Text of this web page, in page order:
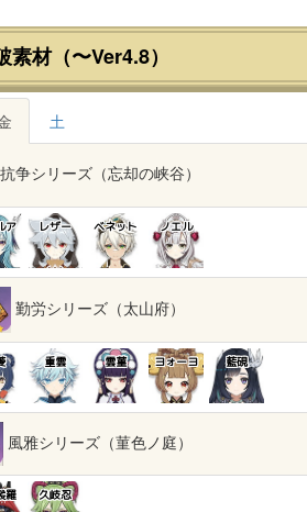
材（〜Ver4.8）
土
抗争シリーズ（忘却の峡谷）
ア レザー ベネット ノエル
勤労シリーズ（太山府）
重雲 雲菫 ヨォーヨ 藍硯
風雅シリーズ（菫色ノ庭）
羅 久岐忍